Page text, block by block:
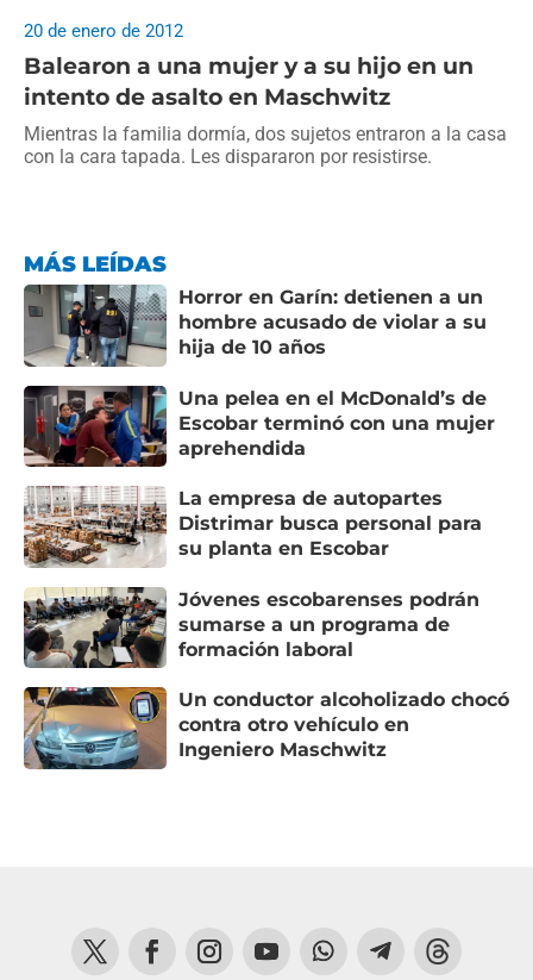
Balearon a una mujer y a su hijo en un
intento de asalto en Maschwitz
20 de enero de 2012
Mientras la familia dormía, dos sujetos entraron a la casa
con la cara tapada. Les dispararon por resistirse.
MÁS LEÍDAS
Horror en Garín: detienen a un
hombre acusado de violar a su
hija de 10 años
Una pelea en el McDonald’s de
Escobar terminó con una mujer
aprehendida
La empresa de autopartes
Distrimar busca personal para
su planta en Escobar
Jóvenes escobarenses podrán
sumarse a un programa de
formación laboral
Un conductor alcoholizado chocó
contra otro vehículo en
Ingeniero Maschwitz